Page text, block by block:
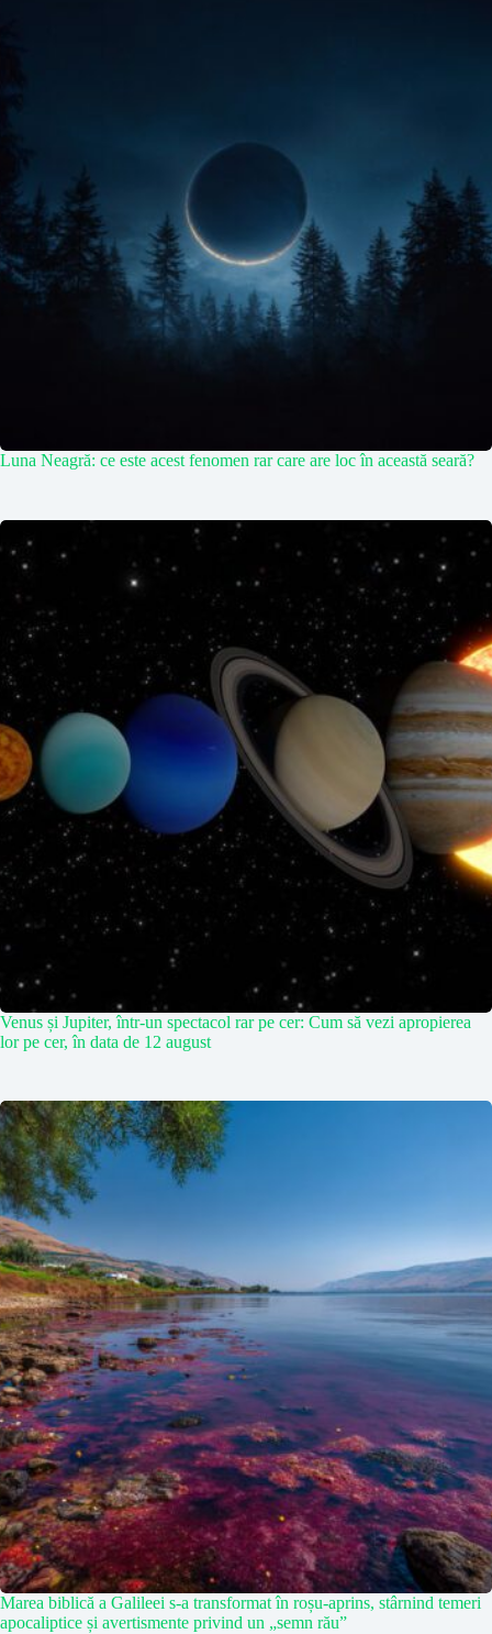
Luna Neagră: ce este acest fenomen rar care are loc în această seară?
Venus și Jupiter, într-un spectacol rar pe cer: Cum să vezi apropierea
lor pe cer, în data de 12 august
Marea biblică a Galileei s-a transformat în roșu-aprins, stârnind temeri
apocaliptice și avertismente privind un „semn rău”